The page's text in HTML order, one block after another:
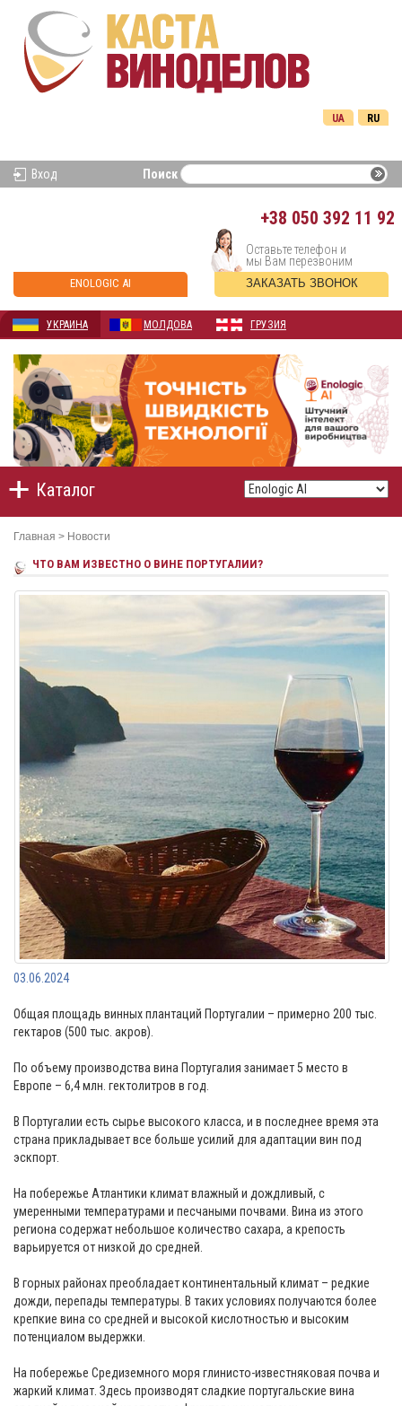
RU
UA
Вход Поиск
+38 050 392 11 92
ENOLOGIC AI
Оставьте телефон и
мы Вам перезвоним
ЗАКАЗАТЬ ЗВОНОК
УКРАИНА МОЛДОВА ГРУЗИЯ
Каталог
Главная > Новости
ЧТО ВАМ ИЗВЕСТНО О ВИНЕ ПОРТУГАЛИИ?
03.06.2024
Общая площадь винных плантаций Португалии – примерно 200 тыс.
гектаров (500 тыс. акров).
По объему производства вина Португалия занимает 5 место в
Европе – 6,4 млн. гектолитров в год.
В Португалии есть сырье высокого класса, и в последнее время эта
страна прикладывает все больше усилий для адаптации вин под
эскпорт.
На побережье Атлантики климат влажный и дождливый, с
умеренными температурами и песчаными почвами. Вина из этого
региона содержат небольшое количество сахара, а крепость
варьируется от низкой до средней.
В горных районах преобладает континентальный климат – редкие
дожди, перепады температуры. В таких условиях получаются более
крепкие вина со средней и высокой кислотностью и высоким
потенциалом выдержки.
На побережье Средиземного моря глинисто-известняковая почва и
жаркий климат. Здесь производят сладкие португальские вина